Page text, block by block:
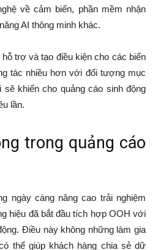
về cảm biến, phần mềm nhận
AI thông minh khác.
trợ và tạo điều kiện cho các biển
tác nhiều hơn với đối tượng mục
khiến cho quảng cáo sinh động
lần.
trong quảng cáo
ngày càng nâng cao trải nghiệm
hiệu đã bắt đầu tích hợp OOH với
Điều này không những làm gia
thể giúp khách hàng chia sẻ dữ